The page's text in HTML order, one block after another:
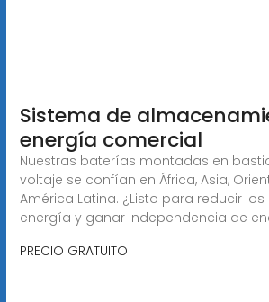
Sistema de
energía comercial
Nuestras baterías montadas en
voltaje se confían en África, Asia,
América Latina. ¿Listo para reducir
energía y ganar independencia de
PRECIO GRATUITO